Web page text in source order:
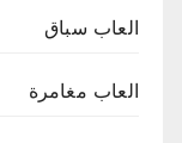
العاب سباق
العاب مغامرة